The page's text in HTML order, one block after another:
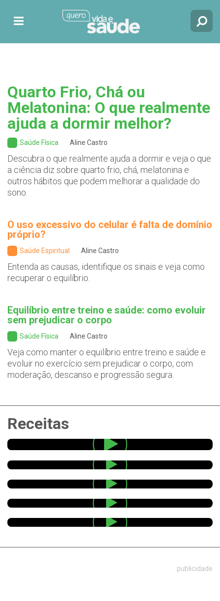
Quarto Frio, Chá ou
Melatonina: O que realmente
ajuda a dormir melhor?
Saúde Física Aline Castro
Descubra o que realmente ajuda a dormir e veja o que
a ciência diz sobre quarto frio, chá, melatonina e
outros hábitos que podem melhorar a qualidade do
sono.
O uso excessivo do celular é falta de domínio
próprio?
Saúde Espiritual Aline Castro
Entenda as causas, identifique os sinais e veja como
recuperar o equilíbrio.
Equilíbrio entre treino e saúde: como evoluir
sem prejudicar o corpo
Saúde Física Aline Castro
Veja como manter o equilíbrio entre treino e saúde e
evoluir no exercício sem prejudicar o corpo, com
moderação, descanso e progressão segura.
Receitas
publicidade